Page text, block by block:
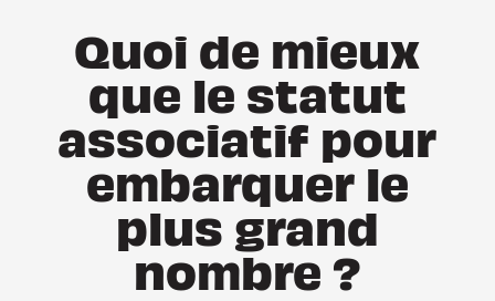
Quoi de mieux
que le statut
associatif pour
embarquer le
plus grand
nombre ?